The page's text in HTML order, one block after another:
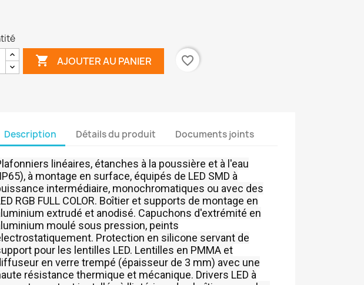
 AJOUTER AU PANIER favorite_border
Description Détails du produit Documents joints
linéaires, étanches à la poussière et à l'eau
à montage en surface, équipés de LED SMD à
intermédiaire, monochromatiques ou avec des
RGB FULL COLOR. Boîtier et supports de montage en
extrudé et anodisé. Capuchons d'extrémité en
moulé sous pression, peints
Protection en silicone servant de
pour les lentilles LED. Lentilles en PMMA et
en verre trempé (épaisseur de 3 mm) avec une
résistance thermique et mécanique. Drivers LED à